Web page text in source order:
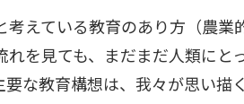
えている教育のあり方（農業
を見ても、まだまだ人類にと
な教育構想は、我々が思い描